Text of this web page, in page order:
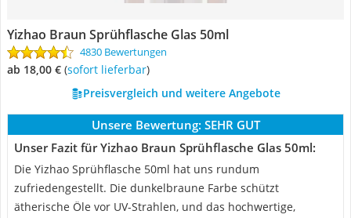
Yizhao Braun Sprühflasche Glas 50ml
4830 Bewertungen
ab 18,00 € ( Sofort lieferbar)
Preisvergleich und weitere Angebote
Unsere Bewertung: SEHR GUT
Unser Fazit für Yizhao Braun Sprühflasche Glas 50ml:
Die Yizhao Sprühflasche 50ml hat uns rundum
zufriedengestellt. Die dunkelbraune Farbe schützt
ätherische Öle vor UV-Strahlen, und das hochwertige,